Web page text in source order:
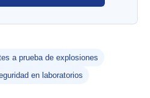
a prueba de explosiones
en laboratorios